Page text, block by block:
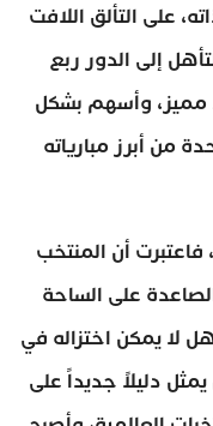
على التألق اللافت
إلى الدور ربع
مميز، وأسهم بشكل
من أبرز مبارياته
فاعتبرت أن المنتخب
على الساحة
لا يمكن اختزاله في
دليلاً جديداً على